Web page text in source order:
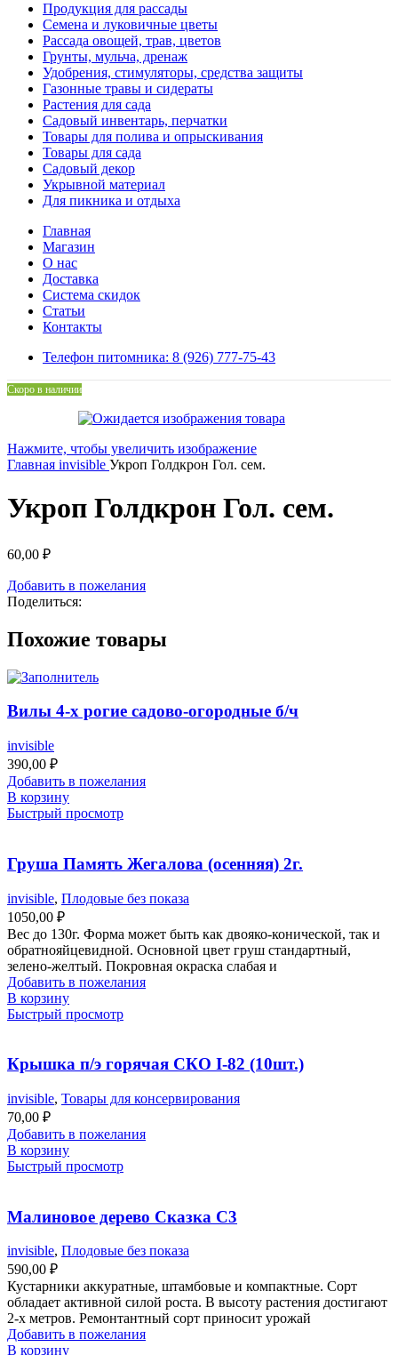
Продукция для рассады
Семена и луковичные цветы
Рассада овощей, трав, цветов
Грунты, мульча, дренаж
Удобрения, стимуляторы, средства защиты
Газонные травы и сидераты
Растения для сада
Садовый инвентарь, перчатки
Товары для полива и опрыскивания
Товары для сада
Садовый декор
Укрывной материал
Для пикника и отдыха
Главная
Магазин
О нас
Доставка
Система скидок
Статьи
Контакты
Телефон питомника: 8 (926) 777-75-43
Скоро в наличии
Нажмите, чтобы увеличить изображение
Главная invisible Укроп Голдкрон Гол. сем.
Укроп Голдкрон Гол. сем.
60,00 ₽
Добавить в пожелания
Поделиться:
Похожие товары
Вилы 4-х рогие садово-огородные б/ч
invisible
390,00 ₽
Добавить в пожелания
В корзину
Быстрый просмотр
Груша Память Жегалова (осенняя) 2г.
invisible, Плодовые без показа
1050,00 ₽
Вес до 130г. Форма может быть как двояко-конической, так и
обратнояйцевидной. Основной цвет груш стандартный,
зелено-желтый. Покровная окраска слабая и
Добавить в пожелания
В корзину
Быстрый просмотр
Крышка п/э горячая СКО I-82 (10шт.)
invisible, Товары для консервирования
70,00 ₽
Добавить в пожелания
В корзину
Быстрый просмотр
Малиновое дерево Сказка С3
invisible, Плодовые без показа
590,00 ₽
Кустарники аккуратные, штамбовые и компактные. Сорт
обладает активной силой роста. В высоту растения достигают
2-х метров. Ремонтантный сорт приносит урожай
Добавить в пожелания
В корзину